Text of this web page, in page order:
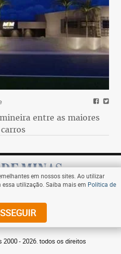
entre as maiores
Assine
- 2026. todos os direitos
em nossos sites. Ao utilizar
utilização. Saiba mais em Política de